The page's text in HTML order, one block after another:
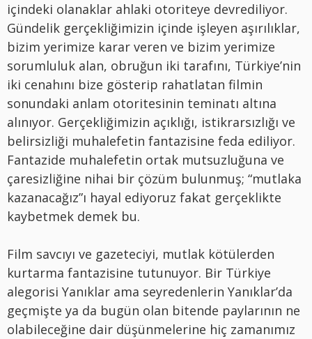
içindeki olanaklar ahlaki otoriteye devrediliyor.
Gündelik gerçekliğimizin içinde işleyen aşırılıklar,
bizim yerimize karar veren ve bizim yerimize
sorumluluk alan, obruğun iki tarafını, Türkiye’nin
iki cenahını bize gösterip rahatlatan filmin
sonundaki anlam otoritesinin teminatı altına
alınıyor. Gerçekliğimizin açıklığı, istikrarsızlığı ve
belirsizliği muhalefetin fantazisine feda ediliyor.
Fantazide muhalefetin ortak mutsuzluğuna ve
çaresizliğine nihai bir çözüm bulunmuş; “mutlaka
kazanacağız”ı hayal ediyoruz fakat gerçeklikte
kaybetmek demek bu.
Film savcıyı ve gazeteciyi, mutlak kötülerden
kurtarma fantazisine tutunuyor. Bir Türkiye
alegorisi Yanıklar ama seyredenlerin Yanıklar’da
geçmişte ya da bugün olan bitende paylarının ne
olabileceğine dair düşünmelerine hiç zamanımız